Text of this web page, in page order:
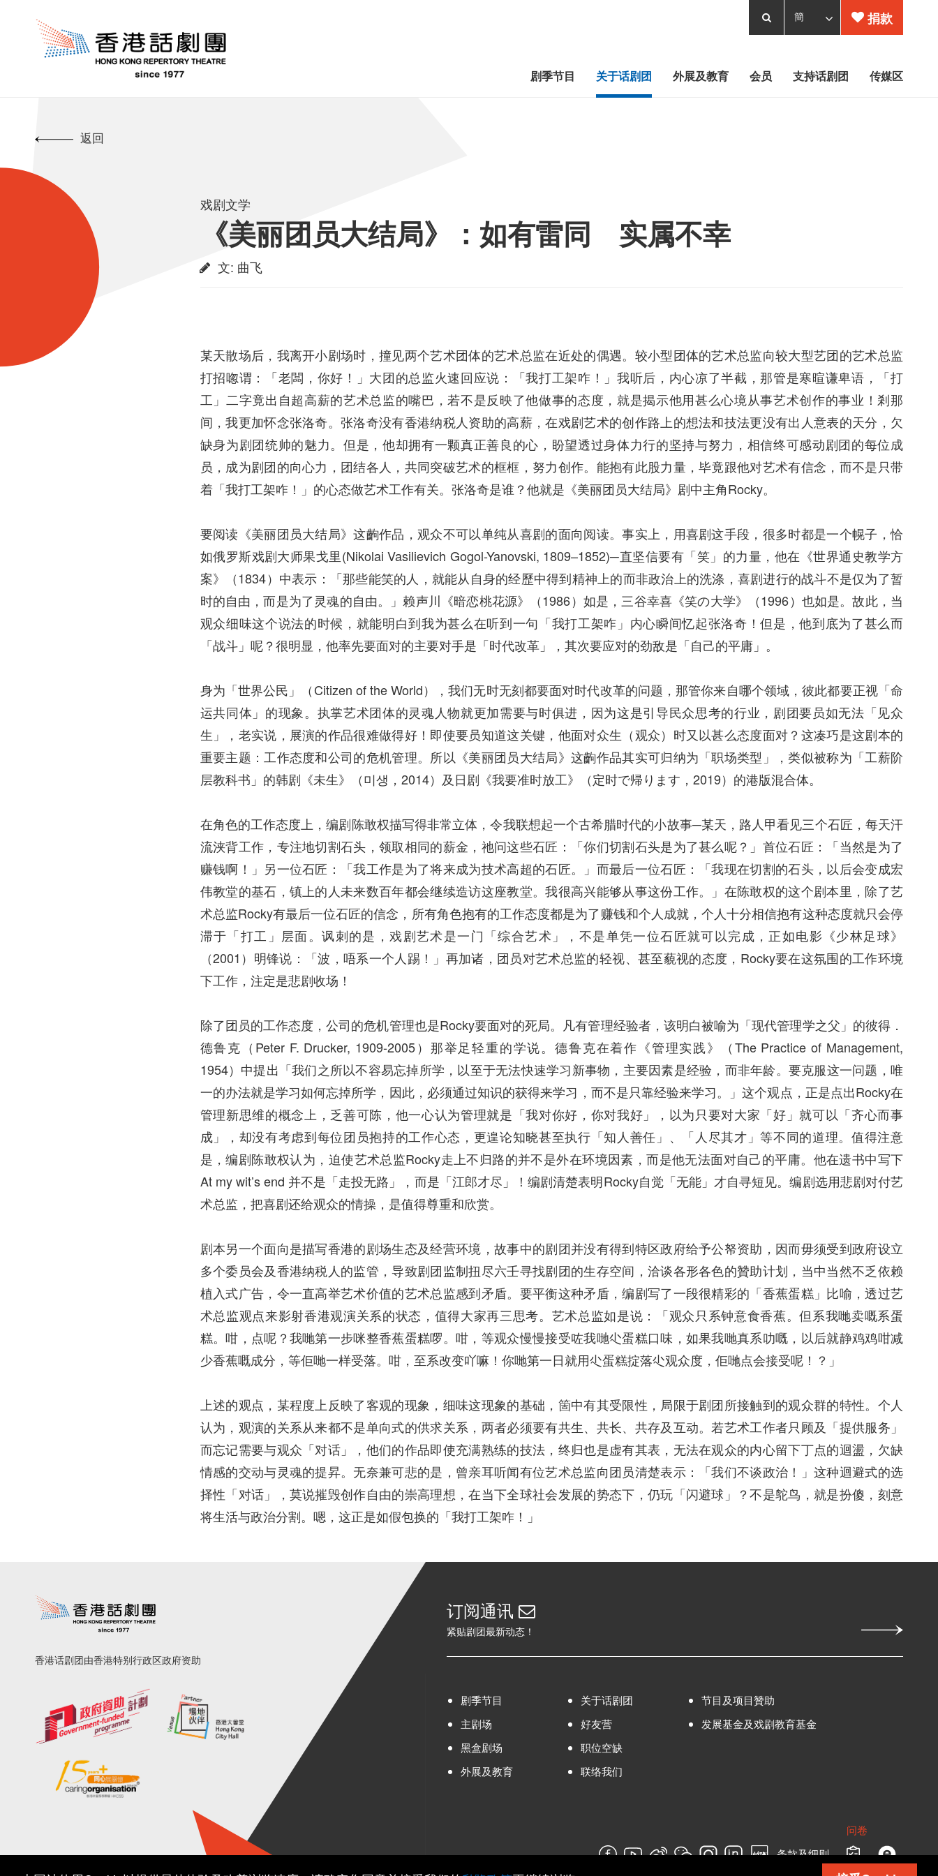
剧季节目 关于话剧团 外展及教育 会员 支持话剧团 传媒区
捐款
返回
戏剧文学
《美丽团员大结局》：如有雷同 实属不幸
文: 曲飞
某天散场后，我离开小剧场时，撞见两个艺术团体的艺术总监在近处的偶遇。较小型团体的艺术总监向较大型艺团的艺术总监
打招唿谓：「老闆，你好！」大团的总监火速回应说：「我打工架咋！」我听后，内心凉了半截，那管是寒暄谦卑语，「打
工」二字竟出自超高薪的艺术总监的嘴巴，若不是反映了他做事的态度，就是揭示他用甚么心境从事艺术创作的事业！剎那
间，我更加怀念张洛奇。张洛奇没有香港纳税人资助的高薪，在戏剧艺术的创作路上的想法和技法更没有出人意表的天分，欠
缺身为剧团统帅的魅力。但是，他却拥有一颗真正善良的心，盼望透过身体力行的坚持与努力，相信终可感动剧团的每位成
员，成为剧团的向心力，团结各人，共同突破艺术的框框，努力创作。能抱有此股力量，毕竟跟他对艺术有信念，而不是只带
着「我打工架咋！」的心态做艺术工作有关。张洛奇是谁？他就是《美丽团员大结局》剧中主角Rocky。
要阅读《美丽团员大结局》这齣作品，观众不可以单纯从喜剧的面向阅读。事实上，用喜剧这手段，很多时都是一个幌子，恰
如俄罗斯戏剧大师果戈里(Nikolai Vasilievich Gogol-Yanovski, 1809–1852)─直坚信要有「笑」的力量，他在《世界通史教学方
案》（1834）中表示：「那些能笑的人，就能从自身的经歷中得到精神上的而非政治上的洗涤，喜剧进行的战斗不是仅为了暂
时的自由，而是为了灵魂的自由。」赖声川《暗恋桃花源》（1986）如是，三谷幸喜《笑の大学》（1996）也如是。故此，当
观众细味这个说法的时候，就能明白到我为甚么在听到一句「我打工架咋」内心瞬间忆起张洛奇！但是，他到底为了甚么而
「战斗」呢？很明显，他率先要面对的主要对手是「时代改革」，其次要应对的劲敌是「自己的平庸」。
身为「世界公民」（Citizen of the World），我们无时无刻都要面对时代改革的问题，那管你来自哪个领域，彼此都要正视「命
运共同体」的现象。执掌艺术团体的灵魂人物就更加需要与时俱进，因为这是引导民众思考的行业，剧团要员如无法「见众
生」，老实说，展演的作品很难做得好！即使要员知道这关键，他面对众生（观众）时又以甚么态度面对？这凑巧是这剧本的
重要主题：工作态度和公司的危机管理。所以《美丽团员大结局》这齣作品其实可归纳为「职场类型」，类似被称为「工薪阶
层教科书」的韩剧《未生》（미생，2014）及日剧《我要准时放工》（定时で帰ります，2019）的港版混合体。
在角色的工作态度上，编剧陈敢权描写得非常立体，令我联想起一个古希腊时代的小故事─某天，路人甲看见三个石匠，每天汗
流浃背工作，专注地切割石头，领取相同的薪金，祂问这些石匠：「你们切割石头是为了甚么呢？」首位石匠：「当然是为了
赚钱啊！」另一位石匠：「我工作是为了将来成为技术高超的石匠。」而最后一位石匠：「我现在切割的石头，以后会变成宏
伟教堂的基石，镇上的人未来数百年都会继续造访这座教堂。我很高兴能够从事这份工作。」在陈敢权的这个剧本里，除了艺
术总监Rocky有最后一位石匠的信念，所有角色抱有的工作态度都是为了赚钱和个人成就，个人十分相信抱有这种态度就只会停
滞于「打工」层面。讽刺的是，戏剧艺术是一门「综合艺术」，不是单凭一位石匠就可以完成，正如电影《少林足球》
（2001）明锋说：「波，唔系一个人踢！」再加诸，团员对艺术总监的轻视、甚至藐视的态度，Rocky要在这氛围的工作环境
下工作，注定是悲剧收场！
除了团员的工作态度，公司的危机管理也是Rocky要面对的死局。凡有管理经验者，该明白被喻为「现代管理学之父」的彼得．
德鲁克（Peter F. Drucker, 1909-2005）那举足轻重的学说。德鲁克在着作《管理实践》（The Practice of Management,
1954）中提出「我们之所以不容易忘掉所学，以至于无法快速学习新事物，主要因素是经验，而非年龄。要克服这一问题，唯
一的办法就是学习如何忘掉所学，因此，必须通过知识的获得来学习，而不是只靠经验来学习。」这个观点，正是点出Rocky在
管理新思维的概念上，乏善可陈，他一心认为管理就是「我对你好，你对我好」，以为只要对大家「好」就可以「齐心而事
成」，却没有考虑到每位团员抱持的工作心态，更遑论知晓甚至执行「知人善任」、「人尽其才」等不同的道理。值得注意
是，编剧陈敢权认为，迫使艺术总监Rocky走上不归路的并不是外在环境因素，而是他无法面对自己的平庸。他在遗书中写下
At my wit’s end 并不是「走投无路」，而是「江郎才尽」！编剧清楚表明Rocky自觉「无能」才自寻短见。编剧选用悲剧对付艺
术总监，把喜剧还给观众的情操，是值得尊重和欣赏。
剧本另一个面向是描写香港的剧场生态及经营环境，故事中的剧团并没有得到特区政府给予公帑资助，因而毋须受到政府设立
多个委员会及香港纳税人的监管，导致剧团监制扭尽六壬寻找剧团的生存空间，洽谈各形各色的贊助计划，当中当然不乏依赖
植入式广告，令一直高举艺术价值的艺术总监感到矛盾。要平衡这种矛盾，编剧写了一段很精彩的「香蕉蛋糕」比喻，透过艺
术总监观点来影射香港观演关系的状态，值得大家再三思考。艺术总监如是说：「观众只系钟意食香蕉。但系我哋卖嘅系蛋
糕。咁，点呢？我哋第一步咪整香蕉蛋糕啰。咁，等观众慢慢接受咗我哋尐蛋糕口味，如果我哋真系叻嘅，以后就静鸡鸡咁减
少香蕉嘅成分，等佢哋一样受落。咁，至系改变吖嘛！你哋第一日就用尐蛋糕掟落尐观众度，佢哋点会接受呢！？」
上述的观点，某程度上反映了客观的现象，细味这现象的基础，箇中有其受限性，局限于剧团所接触到的观众群的特性。个人
认为，观演的关系从来都不是单向式的供求关系，两者必须要有共生、共长、共存及互动。若艺术工作者只顾及「提供服务」
而忘记需要与观众「对话」，他们的作品即使充满熟练的技法，终归也是虚有其表，无法在观众的内心留下丁点的迴盪，欠缺
情感的交动与灵魂的提昇。无奈兼可悲的是，曾亲耳听闻有位艺术总监向团员清楚表示：「我们不谈政治！」这种迴避式的选
择性「对话」，莫说摧毁创作自由的崇高理想，在当下全球社会发展的势态下，仍玩「闪避球」？不是鸵鸟，就是扮傻，刻意
将生活与政治分割。嗯，这正是如假包换的「我打工架咋！」
香港话剧团由香港特别行政区政府资助
订阅通讯
紧贴剧团最新动态！
剧季节目
主剧场
黑盒剧场
外展及教育
关于话剧团
好友营
职位空缺
联络我们
节目及项目贊助
发展基金及戏剧教育基金
条款及细则
问卷